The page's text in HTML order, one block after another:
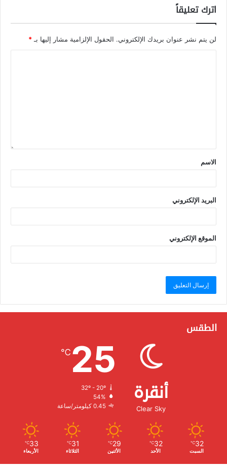
اترك تعليقاً
لن يتم نشر عنوان بريدك الإلكتروني. الحقول الإلزامية مشار إليها بـ *
الاسم
البريد الإلكتروني
الموقع الإلكتروني
الطقس
أنقرة
Clear Sky
25
℃
32º - 20º
الرطوبة:
الرياح:0.45 كيلومتر/ساعة
32
℃
السبت
32
℃
الأحد
29
℃
الأثنين
31
℃
الثلاثاء
33
℃
الأربعاء